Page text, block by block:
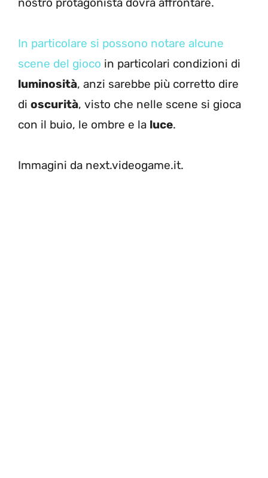
In particolare si possono notare alcune
scene del gioco in particolari condizioni di
luminosità, anzi sarebbe più corretto dire
di oscurità, visto che nelle scene si gioca
con il buio, le ombre e la luce.
Immagini da next.videogame.it.